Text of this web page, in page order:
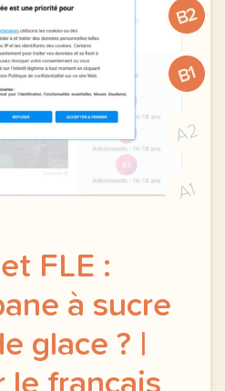
B2
B1
A2
A1
FLE :
à sucre
glace ? |